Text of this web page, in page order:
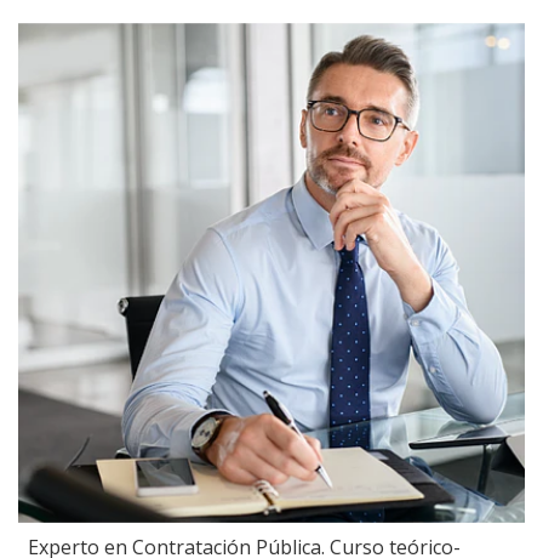
Experto en Contratación Pública. Curso teórico-